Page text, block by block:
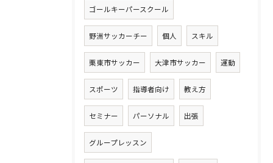
ゴールキーパースクール
野洲サッカーチー 個人 スキル
栗東市サッカー 大津市サッカー 運動
スポーツ 指導者向け 教え方
セミナー パーソナル 出張
グループレッスン